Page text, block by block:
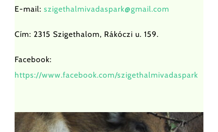
Partnereink
Kapcsolat
1 %
E-mail: szigethalmivadaspark@gmail.com
Cím: 2315 Szigethalom, Rákóczi u. 159.
Facebook:
https://www.facebook.com/szigethalmivadaspark